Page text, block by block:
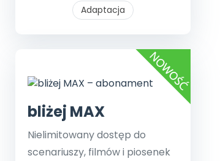
Adaptacja
bliżej MAX
Nielimitowany dostęp do
scenariuszy, filmów i piosenek